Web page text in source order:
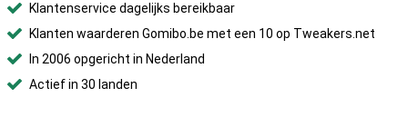
Klantenservice dagelijks bereikbaar
Klanten waarderen Gomibo.be met een 10 op Tweakers.net
In 2006 opgericht in Nederland
Actief in 30 landen